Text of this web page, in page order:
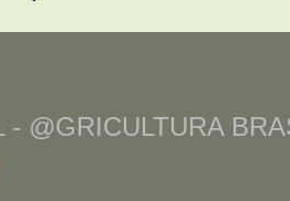
- @GRICULTURA